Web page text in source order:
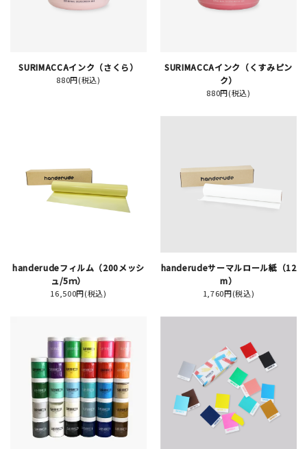
雑貨
台湾グッズ
おすすめ特集
読みもの
イベント・ワークショップ
ギャラリー
おしらせ
SURIMACCAインク（さくら）
880円(税込)
SURIMACCAインク（くすみピン
ク）
880円(税込)
handerudeフィルム（200メッシ
ュ/5ｍ）
16,500円(税込)
handerudeサーマルロール紙（12
m）
1,760円(税込)